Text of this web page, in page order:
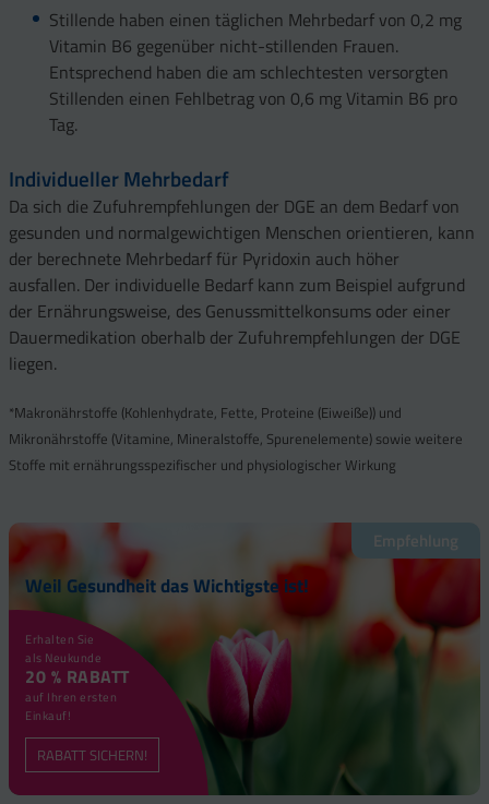
Stillende haben einen täglichen Mehrbedarf von 0,2 mg
Vitamin B6 gegenüber nicht-stillenden Frauen.
Entsprechend haben die am schlechtesten versorgten
Stillenden einen Fehlbetrag von 0,6 mg Vitamin B6 pro
Tag.
Individueller Mehrbedarf
Da sich die Zufuhrempfehlungen der DGE an dem Bedarf von
gesunden und normalgewichtigen Menschen orientieren, kann
der berechnete Mehrbedarf für Pyridoxin auch höher
ausfallen. Der individuelle Bedarf kann zum Beispiel aufgrund
der Ernährungsweise, des Genussmittelkonsums oder einer
Dauermedikation oberhalb der Zufuhrempfehlungen der DGE
liegen.
*Makronährstoffe (Kohlenhydrate, Fette, Proteine (Eiweiße)) und
Mikronährstoffe (Vitamine, Mineralstoffe, Spurenelemente) sowie weitere
Stoffe mit ernährungsspezifischer und physiologischer Wirkung
Empfehlung
Weil Gesundheit das Wichtigste ist!
Erhalten Sie
als Neukunde
20 % RABATT
auf Ihren ersten
Einkauf!
RABATT SICHERN!